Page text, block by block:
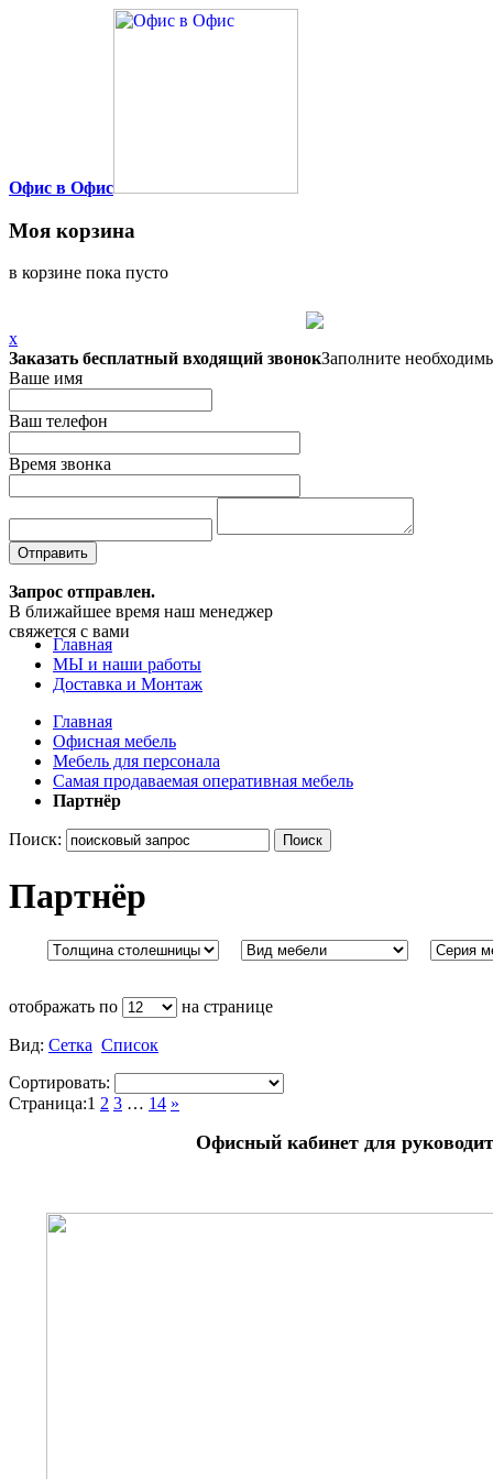
Офис в Офис
Моя корзина
в корзине пока пусто
x
Заказать бесплатный входящий звонокЗаполните
Ваше имя
Ваш телефон
Время звонка
Отправить
Запрос отправлен.
В ближайшее время наш менеджер
свяжется с вами
Главная
МЫ и наши работы
Доставка и Монтаж
Главная
Офисная мебель
Мебель для персонала
Самая продаваемая оперативная мебель
Партнёр
Поиск: Поиск
Партнёр
отображать по на странице
Вид: Сетка Список
Сортировать:
Страница:1 2 3 … 14 »
Офисный кабинет для